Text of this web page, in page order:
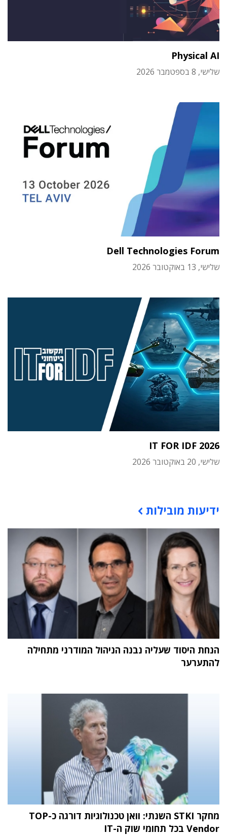
Physical AI
שלישי, 8 בספטמבר 2026
Dell Technologies Forum
שלישי, 13 באוקטובר 2026
IT FOR IDF 2026
שלישי, 20 באוקטובר 2026
ידיעות מובילות
הנחת היסוד שעליה נבנה הניהול המודרני מתחילה
להתערער
מחקר STKI השנתי: וואן טכנולוגיות דורגה כ-TOP
Vendor בכל תחומי שוק ה-IT